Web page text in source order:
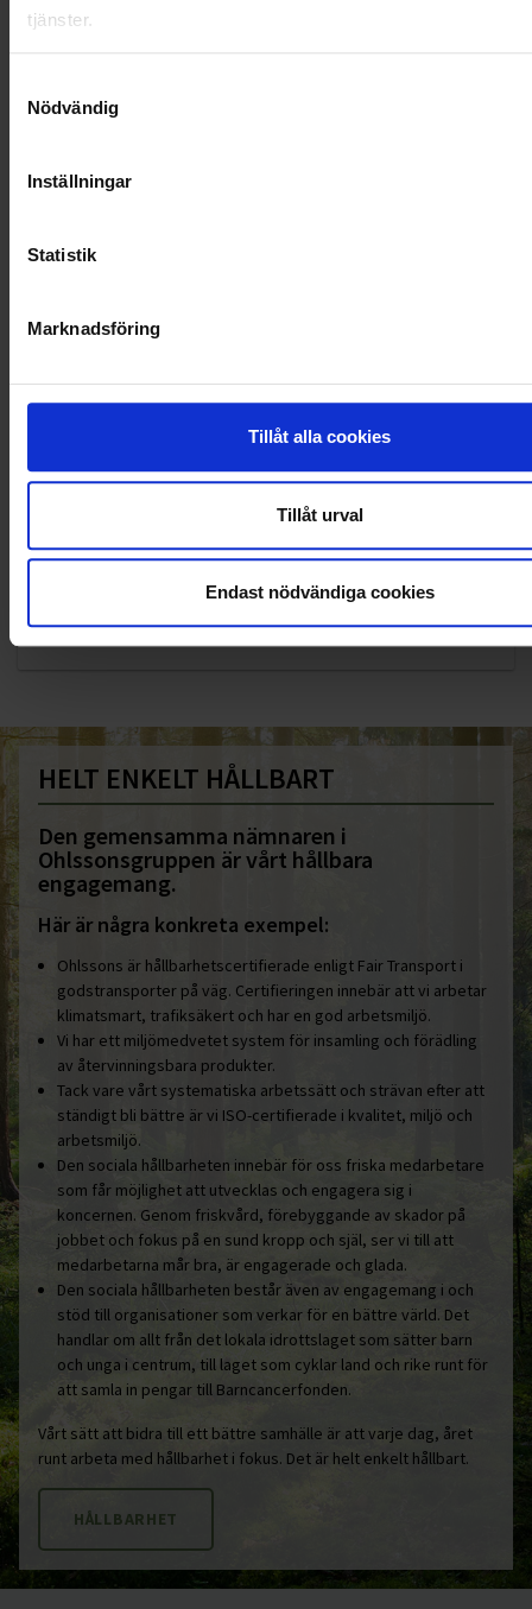
tjänster.
Nödvändig
Inställningar
Statistik
Marknadsföring
Tillåt alla cookies
Tillåt urval
Endast nödvändiga cookies
SOCIALT ANSVAR
KUNDTJÄNST
info@ohlssons.se
HELT ENKELT HÅLLBART
Den gemensamma nämnaren i
Ohlssonsgruppen är vårt hållbara
engagemang.
Här är några konkreta exempel:
Ohlssons är hållbarhetscertifierade enligt Fair Transport i
godstransporter på väg. Certifieringen innebär att vi arbetar
klimatsmart, trafiksäkert och har en god arbetsmiljö.
Vi har ett miljömedvetet system för insamling och förädling
av återvinningsbara produkter.
Tack vare vårt systematiska arbetssätt och strävan efter att
ständigt bli bättre är vi ISO-certifierade i kvalitet, miljö och
arbetsmiljö.
Den sociala hållbarheten innebär för oss friska medarbetare
som får möjlighet att utvecklas och engagera sig i
koncernen. Genom friskvård, förebyggande av skador på
jobbet och fokus på en sund kropp och själ, ser vi till att
medarbetarna mår bra, är engagerade och glada.
Den sociala hållbarheten består även av engagemang i och
stöd till organisationer som verkar för en bättre värld. Det
handlar om allt från det lokala idrottslaget som sätter barn
och unga i centrum, till laget som cyklar land och rike runt för
att samla in pengar till Barncancerfonden.
Vårt sätt att bidra till ett bättre samhälle är att varje dag, året
runt arbeta med hållbarhet i fokus. Det är helt enkelt hållbart.
HÅLLBARHET